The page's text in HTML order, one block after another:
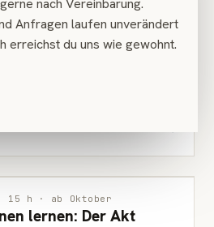
nach Vereinbarung.
Anfragen laufen unverändert
erreichst du uns wie gewohnt.
Aquarell
und einer Menge Wasser
Abende Aquarell – Grundlagen
15 h · ab Oktober
lernen: Der Akt